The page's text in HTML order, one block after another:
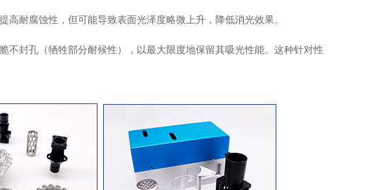
耐腐蚀性，但可能导致表面光泽度略微上升，降低消光效果。
封孔（牺牲部分耐候性），以最大限度地保留其吸光性能。这种针对性